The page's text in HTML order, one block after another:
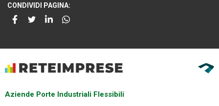
CONDIVIDI PAGINA:
Aziende Porte Industriali Flessibili